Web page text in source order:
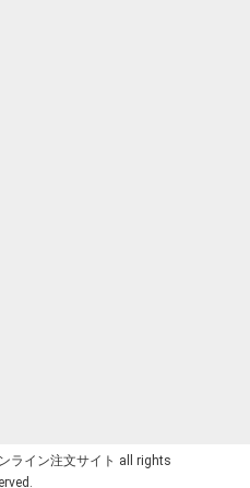
ライン注文サイト all rights